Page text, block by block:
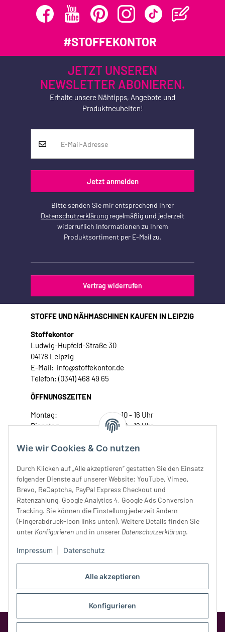
Alle akzeptieren
Konfigurieren
Wie wir Cookies & Co nutzen
Durch Klicken auf „Alle akzeptieren“ gestatten Sie den Einsatz
folgender Dienste auf unserer Website: YouTube, Vimeo,
Brevo, ReCaptcha, PayPal Express Checkout und
Ratenzahlung, Google Analytics 4, Google Ads Conversion
Tracking. Sie können die Einstellung jederzeit ändern
(Fingerabdruck-Icon links unten). Weitere Details finden Sie
unter Konfigurieren und in unserer Datenschutzerklärung.
Impressum Datenschutz
#STOFFEKONTOR
JETZT UNSEREN
NEWSLETTER ABONIEREN.
Erhalte unsere Nähtipps, Angebote und
Produktneuheiten!
Jetzt anmelden
Bitte senden Sie mir entsprechend Ihrer
Datenschutzerklärung regelmäßig und jederzeit
widerruflich Informationen zu Ihrem
Produktsortiment per E-Mail zu.
Vertrag widerrufen
STOFFE UND NÄHMASCHINEN KAUFEN IN LEIPZIG
Stoffekontor
Ludwig-Hupfeld-Straße 30
04178 Leipzig
E-Mail: info@stoffekontor.de
Telefon: (0341) 468 49 65
ÖFFNUNGSZEITEN
Montag:
10 - 16 Uhr
Dienstag:
10 - 16 Uhr
Donnerstag:
10 - 18 Uhr
Samstag:
10 - 14 Uhr
Unser Service
Rechtliches
Google Analytics deaktivierenStatus: